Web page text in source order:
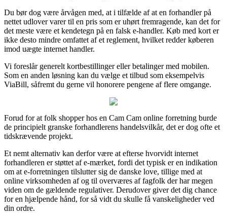
Du bør dog være årvågen med, at i tilfælde af at en forhandler på
nettet udlover varer til en pris som er uhørt fremragende, kan det for
det meste være et kendetegn på en falsk e-handler. Køb med kort er
ikke desto mindre omfattet af et reglement, hvilket redder køberen
imod uægte internet handler.
Vi foreslår generelt kortbestillinger eller betalinger med mobilen.
Som en anden løsning kan du vælge et tilbud som eksempelvis
ViaBill, såfremt du gerne vil honorere pengene af flere omgange.
Forud for at folk shopper hos en Cam Cam online forretning burde
de principielt granske forhandlerens handelsvilkår, det er dog ofte et
tidskrævende projekt.
Et nemt alternativ kan derfor være at efterse hvorvidt internet
forhandleren er støttet af e-mærket, fordi det typisk er en indikation
om at e-forretningen tilslutter sig de danske love, tillige med at
online virksomheden af og til overværes af fagfolk der har megen
viden om de gældende regulativer. Derudover giver det dig chance
for en hjælpende hånd, for så vidt du skulle få vanskeligheder ved
din ordre.